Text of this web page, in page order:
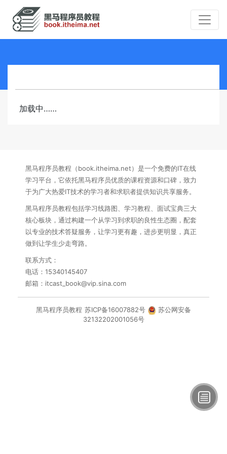
加载中……
黑马程序员教程（book.itheima.net）是一个免费的IT在线
学习平台，它依托黑马程序员优质的课程资源和口碑，致力
于为广大热爱IT技术的学习者和求职者提供知识共享服务。
黑马程序员教程包括学习线路图、学习教程、面试宝典三大
核心板块，通过构建一个从学习到求职的良性生态圈，配套
以专业的技术答疑服务，让学习更有趣，进步更明显，真正
做到让学生少走弯路。
联系方式：
电话：15340145407
邮箱：itcast_book@vip.sina.com
黑马程序员教程 苏ICP备16007882号
苏公网安备
32132202001056号